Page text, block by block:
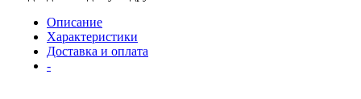
Описание
Характеристики
Доставка и оплата
-